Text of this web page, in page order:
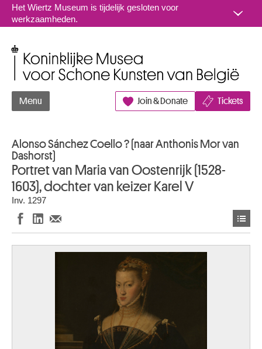
Naar inhoud
Het Wiertz Museum is tijdelijk gesloten voor
werkzaamheden.
Menu Join & Donate Tickets
Alonso Sánchez Coello ? (naar Anthonis Mor van
Dashorst)
Portret van Maria van Oostenrijk (1528-
1603), dochter van keizer Karel V
Inv. 1297